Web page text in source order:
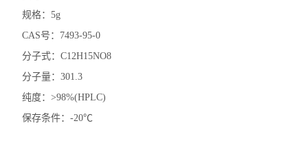
规格：5g
CAS号：7493-95-0
分子式：C12H15NO8
分子量：301.3
纯度：>98%(HPLC)
保存条件：-20℃